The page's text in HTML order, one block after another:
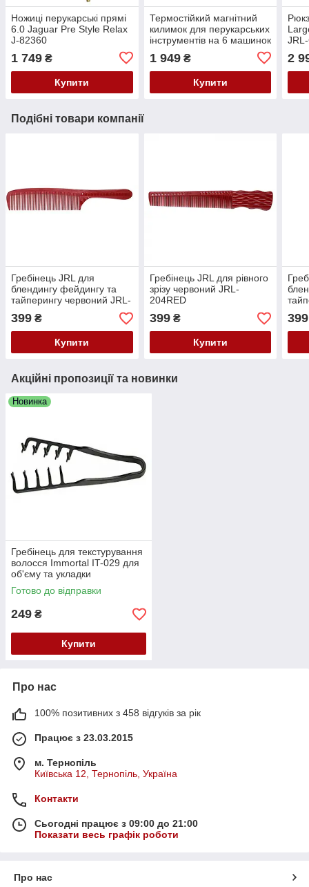
Ножиці перукарські прямі
6.0 Jaguar Pre Style Relax
J-82360
1 749 ₴
Купити
Термостійкий магнітний
килимок для перукарських
інструментів на 6 машинок
1 949₴
Купити
2
Подібні товари компанії
Гребінець JRL для
блендингу фейдингу та
тайперингу червоний JRL-
203RED
399 ₴
Купити
Гребінець JRL для рівного
зрізу червоний JRL-
204RED
399₴
Купити
399
Акційні пропозиції та новинки
Новинка
Гребінець для текстурування
волосся Immortal IT-029 для
об'єму та укладки
Готово до відправки
249 ₴
Купити
Про нас
100% позитивних з 458 відгуків за рік
Працює з 23.03.2015
м. Тернопіль
Київська 12, Тернопіль, Україна
Контакти
Сьогодні працює з 09:00 до 21:00
Показати весь графік роботи
Про нас